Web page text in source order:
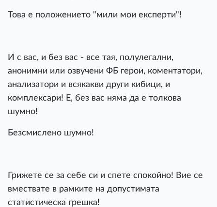
Това е положението "мили мои експерти"!
И с вас, и без вас - все тая, полулегални,
анонимни или озвучени ФБ герои, коментатори,
анализатори и всякакви други кибици, и
комплексари! Е, без вас няма да е толкова
шумно!
Безсмислено шумно!
Грижете се за себе си и спете спокойно! Вие се
вмествате в рамките на допустимата
статистическа грешка!